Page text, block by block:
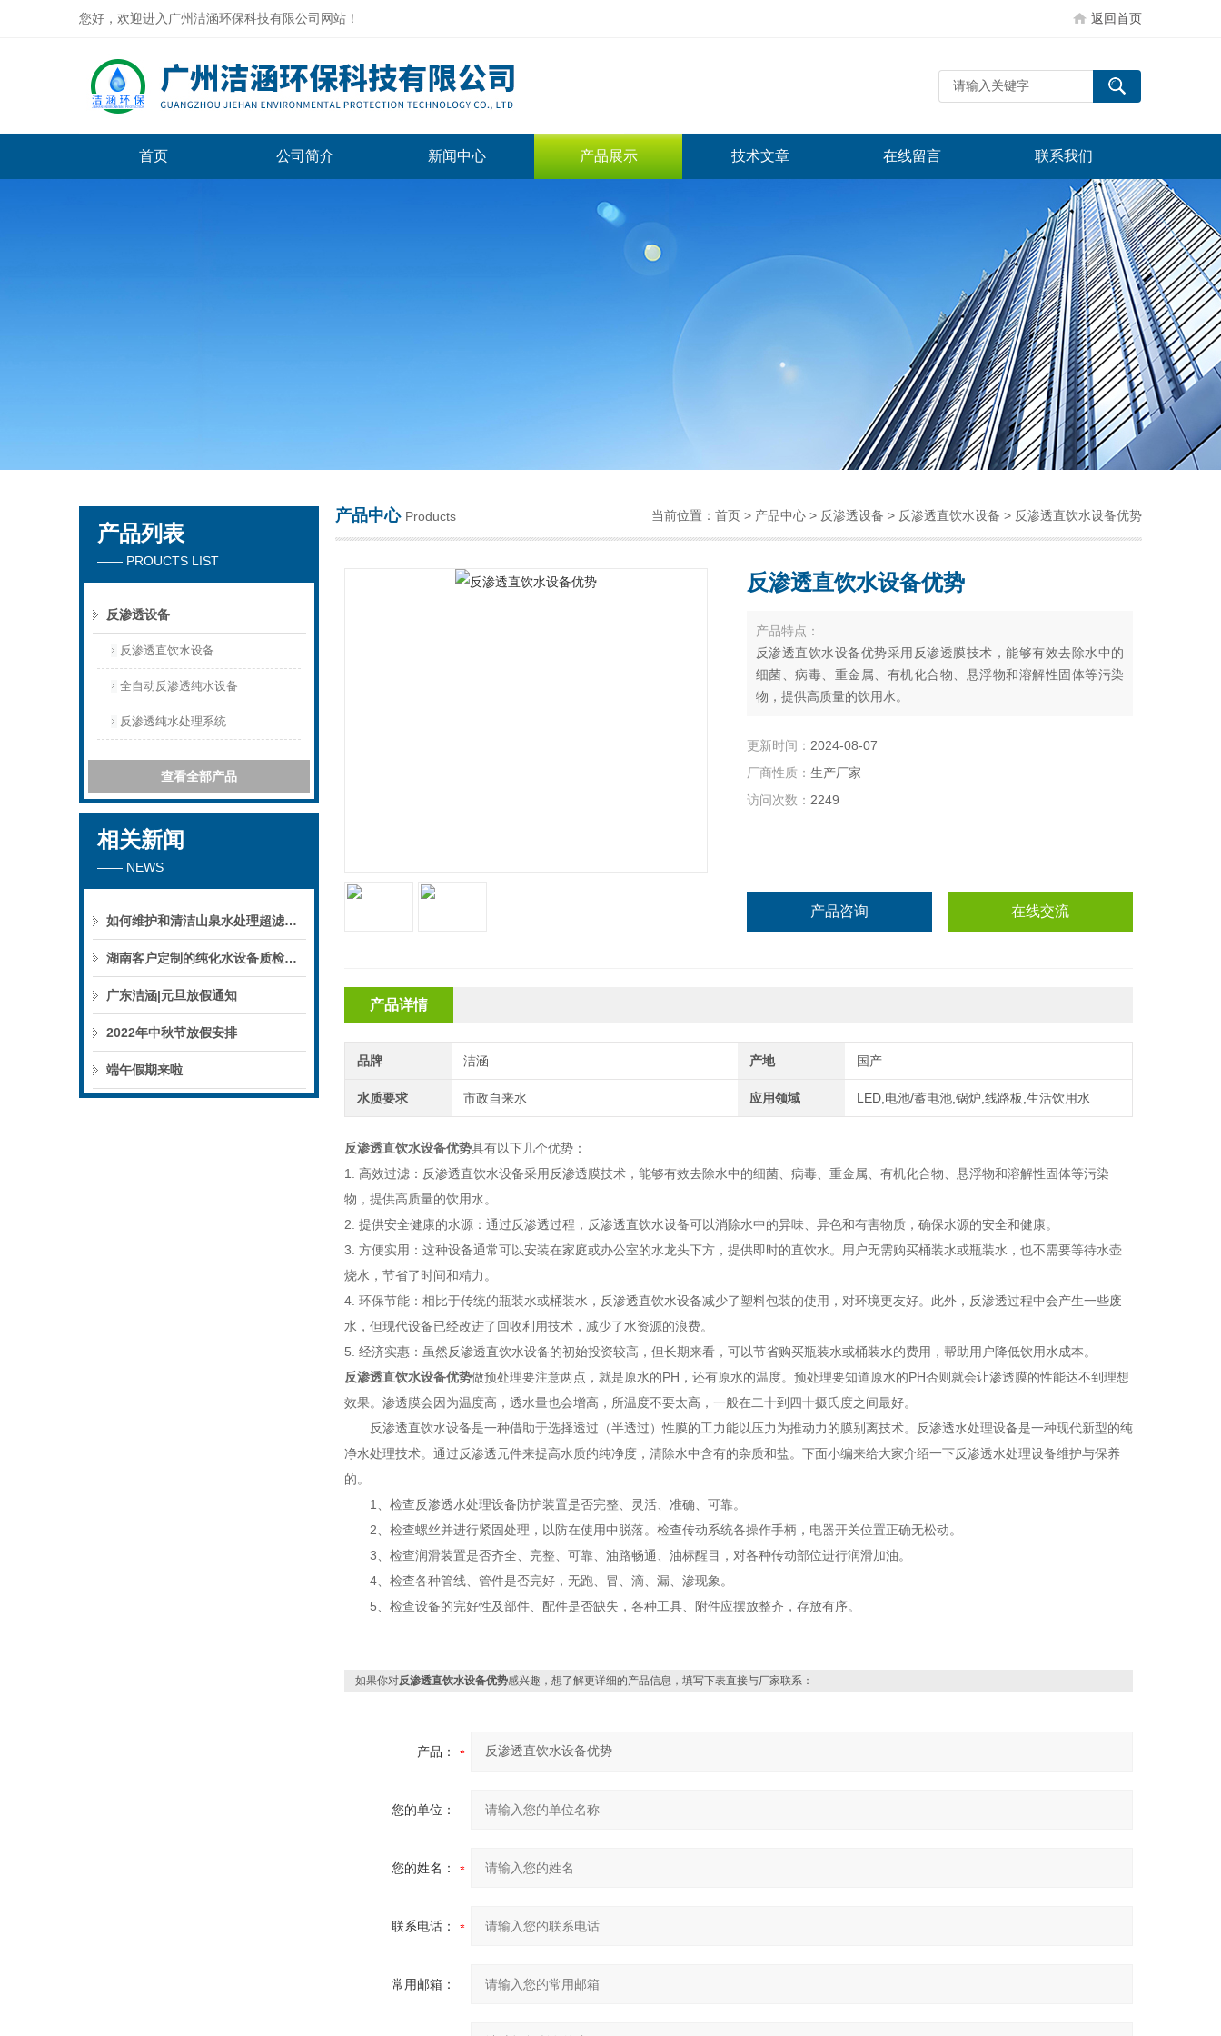
您好，欢迎进入广州洁涵环保科技有限公司网站！ 返回首页
首页 公司简介 新闻中心 产品展示 技术文章 在线留言 联系我们
产品中心 Products 当前位置： 首页 > 产品中心 > 反渗透设备 > 反渗透直饮水设备 > 反渗透直饮水设备优势
反渗透直饮水设备优势
产品特点：
反渗透直饮水设备优势采用反渗透膜技术，能够有效去除水中的
细菌、病毒、重金属、有机化合物、悬浮物和溶解性固体等污染
物，提供高质量的饮用水。
更新时间： 2024-08-07
厂商性质： 生产厂家
访问次数： 2249
产品咨询 在线交流
产品详情
品牌 洁涵 产地 国产
水质要求 市政自来水 应用领域 LED,电池/蓄电池,锅炉,线路板,生活饮用水
反渗透直饮水设备优势具有以下几个优势：
1. 高效过滤：反渗透直饮水设备采用反渗透膜技术，能够有效去除水中的细菌、病毒、重金属、有机化合物、悬浮物和溶解性固体等污染
物，提供高质量的饮用水。
2. 提供安全健康的水源：通过反渗透过程，反渗透直饮水设备可以消除水中的异味、异色和有害物质，确保水源的安全和健康。
3. 方便实用：这种设备通常可以安装在家庭或办公室的水龙头下方，提供即时的直饮水。用户无需购买桶装水或瓶装水，也不需要等待水壶
烧水，节省了时间和精力。
4. 环保节能：相比于传统的瓶装水或桶装水，反渗透直饮水设备减少了塑料包装的使用，对环境更友好。此外，反渗透过程中会产生一些废
水，但现代设备已经改进了回收利用技术，减少了水资源的浪费。
5. 经济实惠：虽然反渗透直饮水设备的初始投资较高，但长期来看，可以节省购买瓶装水或桶装水的费用，帮助用户降低饮用水成本。
反渗透直饮水设备优势做预处理要注意两点，就是原水的PH，还有原水的温度。预处理要知道原水的PH否则就会让渗透膜的性能达不到理想
效果。渗透膜会因为温度高，透水量也会增高，所温度不要太高，一般在二十到四十摄氏度之间最好。
反渗透直饮水设备是一种借助于选择透过（半透过）性膜的工力能以压力为推动力的膜别离技术。反渗透水处理设备是一种现代新型的纯
净水处理技术。通过反渗透元件来提高水质的纯净度，清除水中含有的杂质和盐。下面小编来给大家介绍一下反渗透水处理设备维护与保养
的。
1、检查反渗透水处理设备防护装置是否完整、灵活、准确、可靠。
2、检查螺丝并进行紧固处理，以防在使用中脱落。检查传动系统各操作手柄，电器开关位置正确无松动。
3、检查润滑装置是否齐全、完整、可靠、油路畅通、油标醒目，对各种传动部位进行润滑加油。
4、检查各种管线、管件是否完好，无跑、冒、滴、漏、渗现象。
5、检查设备的完好性及部件、配件是否缺失，各种工具、附件应摆放整齐，存放有序。
如果你对反渗透直饮水设备优势感兴趣，想了解更详细的产品信息，填写下表直接与厂家联系：
产品：
您的单位：
您的姓名：
联系电话：
常用邮箱：
产品列表
—— PROUCTS LIST
反渗透设备
反渗透直饮水设备
全自动反渗透纯水设备
反渗透纯水处理系统
查看全部产品
相关新闻
—— NEWS
如何维护和清洁山泉水处理超滤系统
湖南客户定制的纯化水设备质检后准备发货！
广东洁涵|元旦放假通知
2022年中秋节放假安排
端午假期来啦